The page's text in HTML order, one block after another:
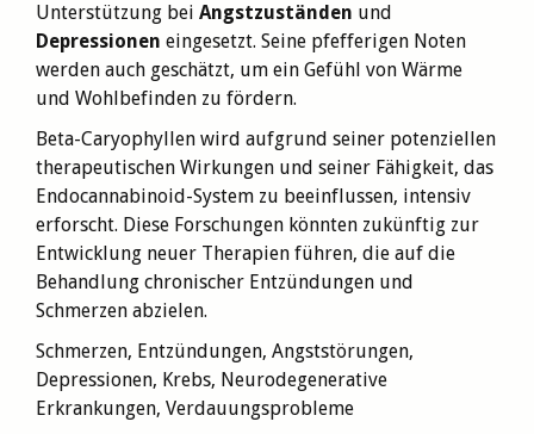
Unterstützung bei Angstzuständen und
Depressionen eingesetzt. Seine pfefferigen Noten
werden auch geschätzt, um ein Gefühl von Wärme
und Wohlbefinden zu fördern.
Beta-Caryophyllen wird aufgrund seiner potenziellen
therapeutischen Wirkungen und seiner Fähigkeit, das
Endocannabinoid-System zu beeinflussen, intensiv
erforscht. Diese Forschungen könnten zukünftig zur
Entwicklung neuer Therapien führen, die auf die
Behandlung chronischer Entzündungen und
Schmerzen abzielen.
Schmerzen, Entzündungen, Angststörungen,
Depressionen, Krebs, Neurodegenerative
Erkrankungen, Verdauungsprobleme